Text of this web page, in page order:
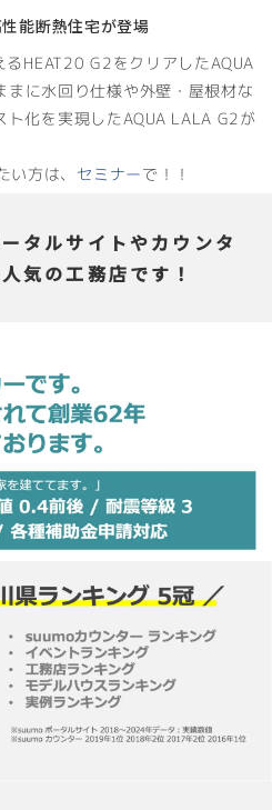
能断熱住宅が登場
HEAT20 G2をクリアしたAQUA
まに水回り仕様や外壁・屋根材な
ト化を実現したAQUA LALA G2が
方は、 セミナーで！！
タルサイトやカウンタ
気の工務店です！